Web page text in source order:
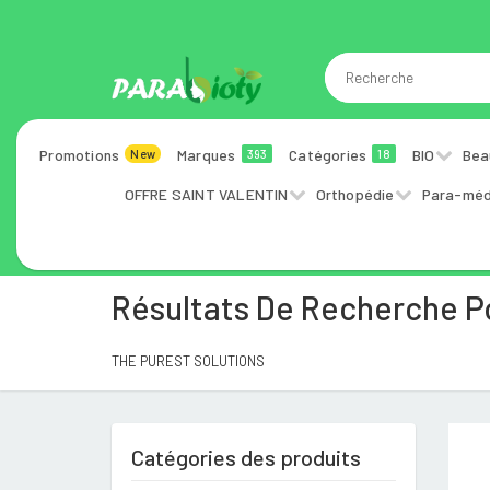
Promotions New Marques 393 Catégories 18 BIO
OFFRE SAINT VALENTIN Orthopédie Para-
Résultats De Recherche
THE PUREST SOLUTIONS
Catégories des produits